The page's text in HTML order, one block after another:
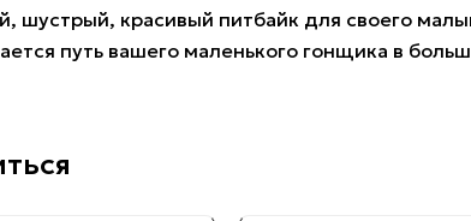
красивый питбайк для своего
путь вашего маленького гонщика в